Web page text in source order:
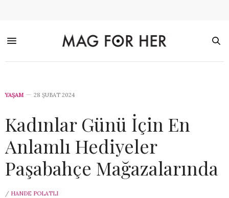
YAŞAM 28 ŞUBAT 2024
Kadınlar Günü İçin En
Anlamlı Hediyeler
Paşabahçe Mağazalarında
/ HANDE POLATLI